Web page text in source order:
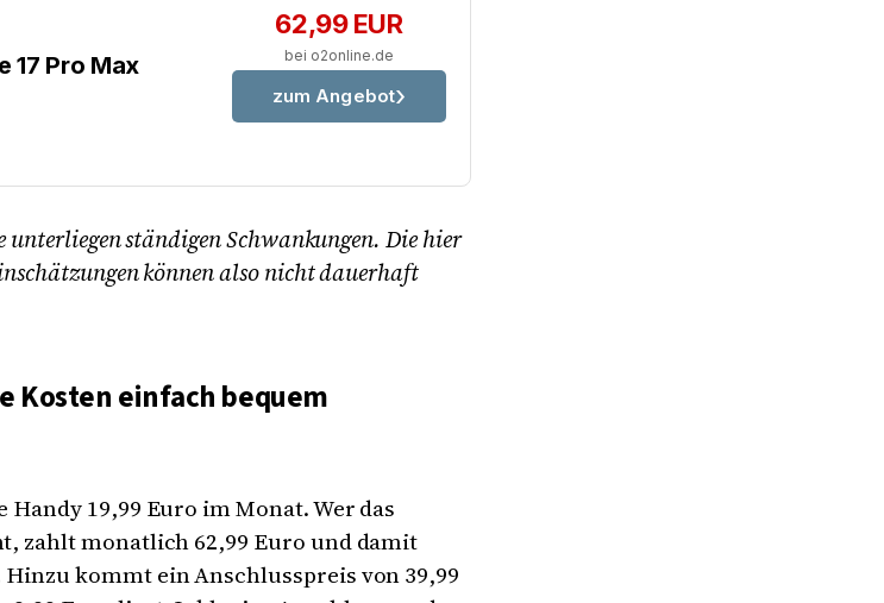
17 Pro Max
62,99 EUR
bei o2online.de
zum Angebot
unterliegen ständigen Schwankungen. Die hier
können also nicht dauerhaft
Kosten einfach bequem
19,99 Euro im Monat. Wer das
zahlt monatlich 62,99 Euro und damit
kommt ein Anschlusspreis von 39,99